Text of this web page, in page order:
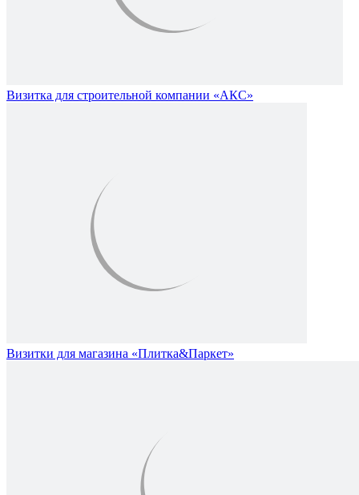
Визитка для строительной компании «АКС»
Визитки для магазина «Плитка&Паркет»